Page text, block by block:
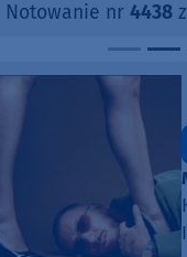
i ofertach
najmu
Notowanie nr 4438z